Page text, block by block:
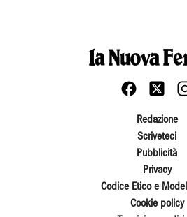
Redazione
Scriveteci
Pubblicità
Privacy
Codice Etico e
Cookie policy